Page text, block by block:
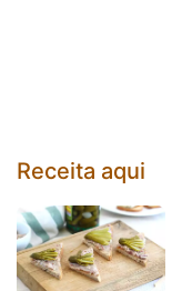
Receita aqui